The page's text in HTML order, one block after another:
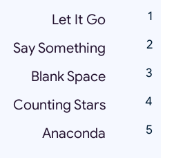
Let It Go
Say Something
Blank Space
Counting Stars
Anaconda